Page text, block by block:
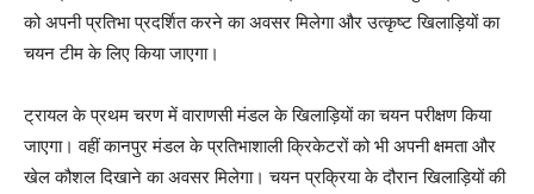
को अपनी प्रतिभा प्रदर्शित करने का अवसर मिलेगा और उत्कृष्ट खिलाड़ियों का
चयन टीम के लिए किया जाएगा।
ट्रायल के प्रथम चरण में वाराणसी मंडल के खिलाड़ियों का चयन परीक्षण किया
जाएगा। वहीं कानपुर मंडल के प्रतिभाशाली क्रिकेटरों को भी अपनी क्षमता और
खेल कौशल दिखाने का अवसर मिलेगा। चयन प्रक्रिया के दौरान खिलाड़ियों की